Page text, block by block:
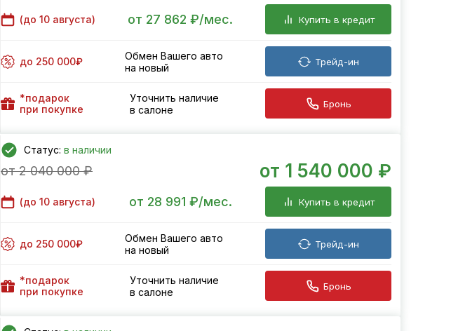
(до 10 августа) от 27 862 ₽/мес. Купить в кредит
до 250 000₽
Обмен Вашего авто
на новый
Трейд-ин
*подарок
при покупке
Уточнить наличие
в салоне
Бронь
Статус: в наличии
от 2 040 000 ₽ от 1 540 000 ₽
(до 10 августа) от 28 991 ₽/мес. Купить в кредит
до 250 000₽
Обмен Вашего авто
на новый
Трейд-ин
*подарок
при покупке
Уточнить наличие
в салоне
Бронь